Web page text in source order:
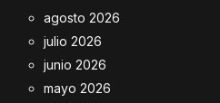
agosto 2026
julio 2026
junio 2026
mayo 2026